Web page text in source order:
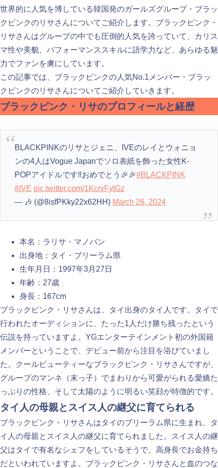
世界的に人気を博している韓国発のガールズグループ・ブラッ
クピンクのリサさんについてご紹介します。ブラックピンク・
リサさんはグループの中でも圧倒的人気を誇っていて、カリス
マ性や美貌、パフォーマンススキルに語学力など、あらゆる魅
力でファンを虜にしています。
この記事では、ブラックピンクの人気No.1メンバー・ブラッ
クピンクのリサさんについてご紹介していきます。
ブラックピンク・リサのプロフィールと経歴
BLACKPINKのリサとジェニ、IVEのレイとウォニョ
ンの4人はVogue Japanでソロ表紙を飾った女性K-
POPアイドルです‼️おめでとう🎉🎉#BLACKPINK
#IVE pic.twitter.com/1KcrvFytGz
— 🎶 (@8isfPKky22x62HH) March 26, 2024
本名：ラリサ・マノバン
出身地：タイ・ブリーラム県
生年月日：1997年3月27日
年齢：27歳
身長：167cm
ブラックピンク・リサさんは、タイ出身のタイ人です。タイで
行われたオーディションに、たった1人だけ勝ち残ったという
伝説を持っていますよ。YGエンターテインメント初の外国籍
メンバーということで、デビュー前から注目を浴びていまし
た。クールビューティーなブラックピンク・リサさんですが、
グループのマンネ（末っ子）でまわりから可愛がられる愛嬌た
っぷりの性格、そして太陽のように明るい笑顔が特徴的です。
タイ人の母親とスイス人の継父に育てられる
ブラックピンク・リサさんはタイのブリーラム県に生まれ、タ
イ人の母親とスイス人の継父に育てられました。スイス人の継
父はタイで有名なシェフをしているそうで、高身長でお金持ち
だといわれていますよ。ブラックピンク・リサさんと血のつな